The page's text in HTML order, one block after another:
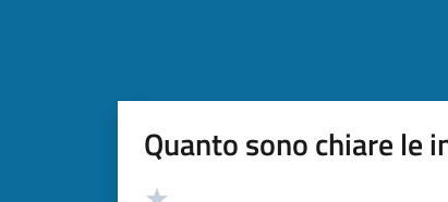
Quanto sono chiare le
Valutazione